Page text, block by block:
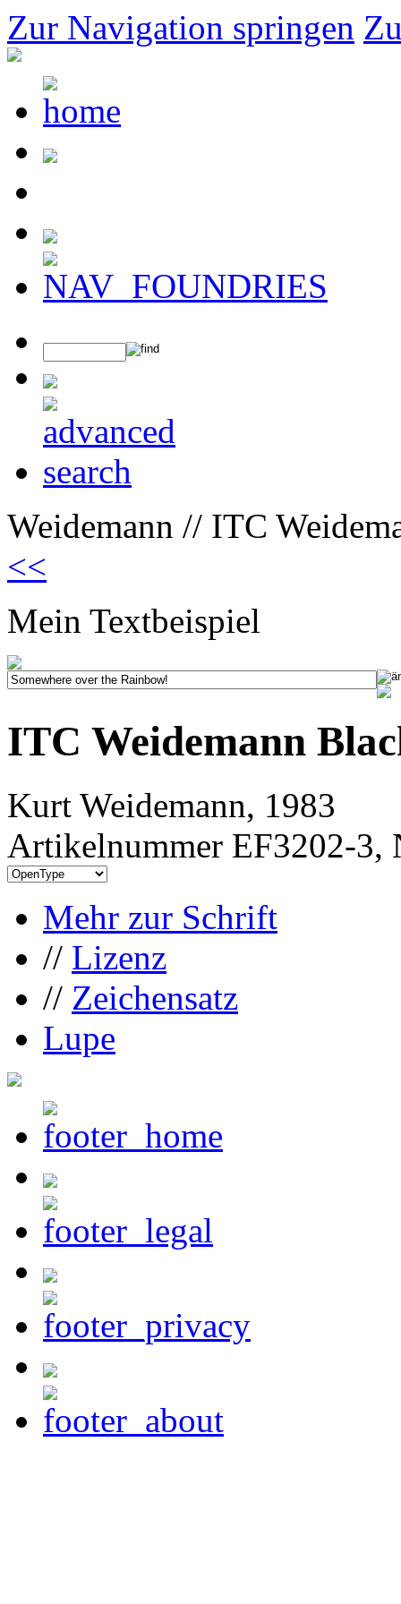
Zur Navigation springen
Weidemann // ITC
<<
Mein Textbeispiel
ITC Weidemann
Kurt Weidemann, 1983
Artikelnummer EF3202-3,
Mehr zur Schrift
// Lizenz
// Zeichensatz
Lupe